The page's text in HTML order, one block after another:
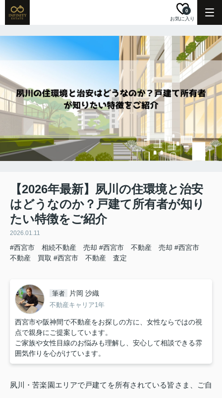
お気に入り
0
【2026年最新】夙川の住環境と治安
はどうなのか？戸建て所有者が知り
たい特徴をご紹介
2026.01.11
#西宮市 相続不動産 売却 #西宮市 不動産 売却 #西宮市
不動産 買取 #西宮市 不動産 査定
筆者 片岡 沙織
不動産キャリア1年
西宮市や阪神間で不動産をお探しの方に、女性ならではの視
点で親身にご提案しています。
ご家族や女性目線のお悩みも理解し、安心して相談できる雰
囲気作りを心がけています。
夙川・苦楽園エリアで戸建てを所有されている皆さま、ご自